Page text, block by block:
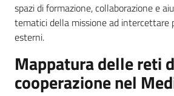
spazi di formazione, collaborazione e
tematici della missione ad intercettare
esterni.
Mappatura delle reti
cooperazione nel